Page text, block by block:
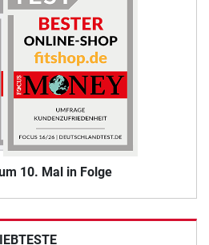
10. Mal in Folge